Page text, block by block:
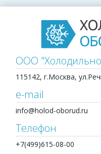
ООО
115142, г.Москва,
e-mail
info@holod-oborud.ru
Телефон
+7(499)615-08-00